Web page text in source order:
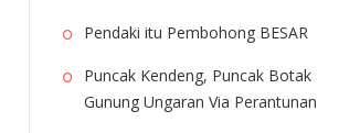
Pendaki itu Pembohong BESAR
Puncak Kendeng, Puncak Botak
Gunung Ungaran Via Perantunan